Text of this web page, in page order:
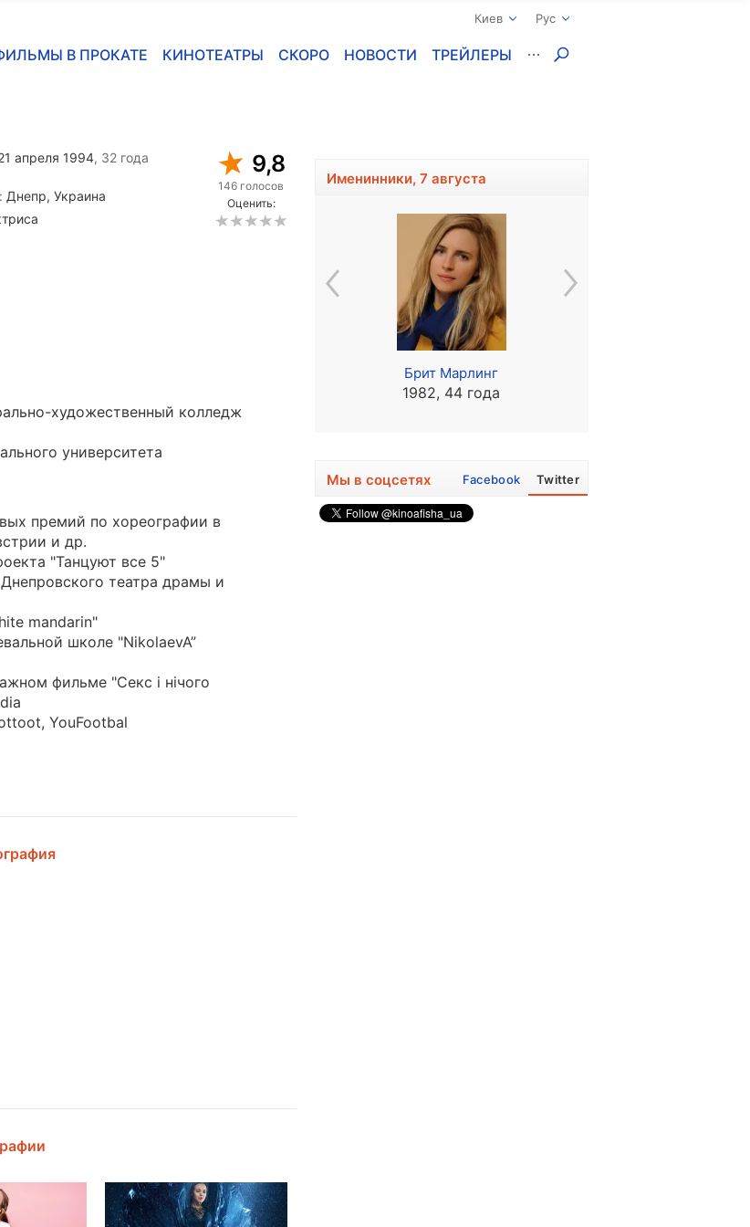
Киев Рус
В ПРОКАТЕ КИНОТЕАТРЫ СКОРО НОВОСТИ ТРЕЙЛЕРЫ
апреля 1994, 32 года
Днепр, Украина
9,8
146 голосов
Оценить:
художественный колледж
университета
премий по хореографии в
и др.
"Танцуют все 5"
театра драмы и
mandarin"
школе "NikolaevA”
фильме "Секс і нічого
YouFootbal
Именинники, 7 августа
Брит Марлинг
1982, 44 года
Мы в соцсетях Facebook Twitter